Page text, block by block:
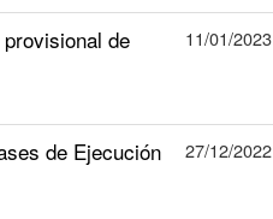
de
11/01/2023
de Ejecución 27/12/2022